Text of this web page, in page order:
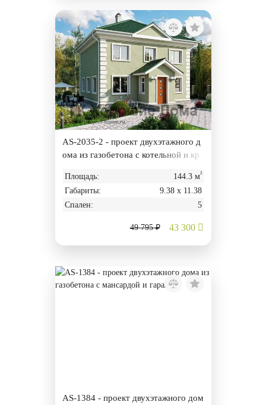
AS-2035-2 - проект двухэтажного д
ома из газобетона с котельной и кр
Площадь: 144.3 м²
Габариты:
9.38 х 11.38
Спален:
5
49 795 ₽ 43 300
AS-1384 - проект двухэтажного дом